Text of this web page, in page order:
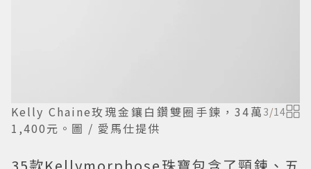
Kelly Chaine玫瑰金鑲白鑽雙圈手鍊，34萬
1,400元。圖 / 愛馬仕提供
3/14